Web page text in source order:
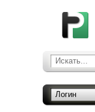
Искать...
Логин